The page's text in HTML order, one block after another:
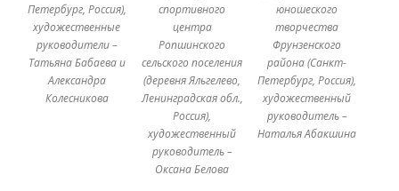
Петербург, Россия),
художественные
руководители –
Татьяна Бабаева и
Александра
Колесникова
спортивного
центра
Ропшинского
сельского поселения
(деревня Яльгелево,
Ленинградская обл.,
Россия),
художественный
руководитель –
Оксана Белова
юношеского
творчества
Фрунзенского
района (Санкт-
Петербург, Россия),
художественный
руководитель –
Наталья Абакшина